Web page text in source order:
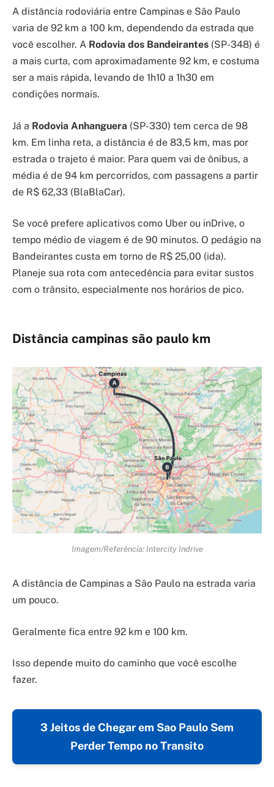
A distância rodoviária entre Campinas e São Paulo
varia de 92 km a 100 km, dependendo da estrada que
você escolher. A Rodovia dos Bandeirantes (SP-348) é
a mais curta, com aproximadamente 92 km, e costuma
ser a mais rápida, levando de 1h10 a 1h30 em
condições normais.
Já a Rodovia Anhanguera (SP-330) tem cerca de 98
km. Em linha reta, a distância é de 83,5 km, mas por
estrada o trajeto é maior. Para quem vai de ônibus, a
média é de 94 km percorridos, com passagens a partir
de R$ 62,33 (BlaBlaCar).
Se você prefere aplicativos como Uber ou inDrive, o
tempo médio de viagem é de 90 minutos. O pedágio na
Bandeirantes custa em torno de R$ 25,00 (ida).
Planeje sua rota com antecedência para evitar sustos
com o trânsito, especialmente nos horários de pico.
Distância campinas são paulo km
Imagem/Referência: Intercity Indrive
A distância de Campinas a São Paulo na estrada varia
um pouco.
Geralmente fica entre 92 km e 100 km.
Isso depende muito do caminho que você escolhe
fazer.
3 Jeitos de Chegar em Sao Paulo Sem
Perder Tempo no Transito